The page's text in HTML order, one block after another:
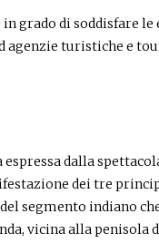
grado di soddisfare le
turistiche e
dalla
dei tre
segmento indiano
vicina alla